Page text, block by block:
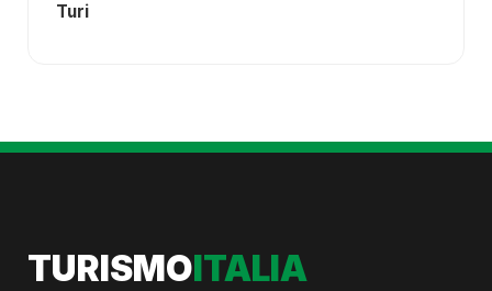
Turi
TURISMOITALIA